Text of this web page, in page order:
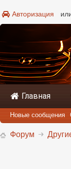
Авторизация
Главная
Новые сообщения
Форум